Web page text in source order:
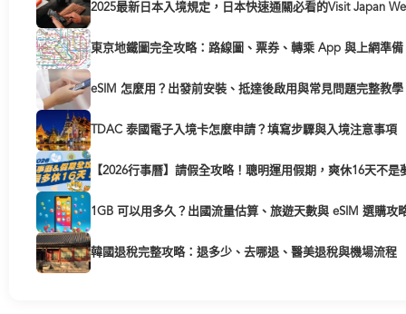
2025最新日本入境規定，日本快速通關必看的Visit Japan
東京地鐵圖完全攻略：路線圖、票券、轉乘 App 與上網準備
eSIM 怎麼用？出發前安裝、抵達後啟用與常見問題完整教學
TDAC 泰國電子入境卡怎麼申請？填寫步驟與入境注意事項
【2026行事曆】請假全攻略！聰明運用假期，爽休16天不是
1GB 可以用多久？出國流量估算、旅遊天數與 eSIM 選購攻
韓國退稅完整攻略：退多少、去哪退、醫美退稅與機場流程